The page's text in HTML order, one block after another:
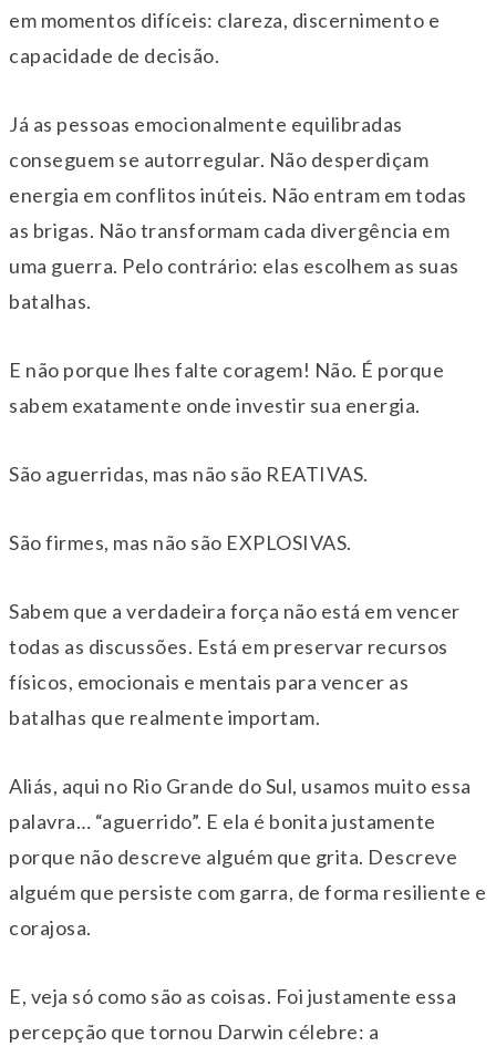
em momentos difíceis: clareza, discernimento e
capacidade de decisão.
Já as pessoas emocionalmente equilibradas
conseguem se autorregular. Não desperdiçam
energia em conflitos inúteis. Não entram em todas
as brigas. Não transformam cada divergência em
uma guerra. Pelo contrário: elas escolhem as suas
batalhas.
E não porque lhes falte coragem! Não. É porque
sabem exatamente onde investir sua energia.
São aguerridas, mas não são REATIVAS.
São firmes, mas não são EXPLOSIVAS.
Sabem que a verdadeira força não está em vencer
todas as discussões. Está em preservar recursos
físicos, emocionais e mentais para vencer as
batalhas que realmente importam.
Aliás, aqui no Rio Grande do Sul, usamos muito essa
palavra… “aguerrido”. E ela é bonita justamente
porque não descreve alguém que grita. Descreve
alguém que persiste com garra, de forma resiliente e
corajosa.
E, veja só como são as coisas. Foi justamente essa
percepção que tornou Darwin célebre: a